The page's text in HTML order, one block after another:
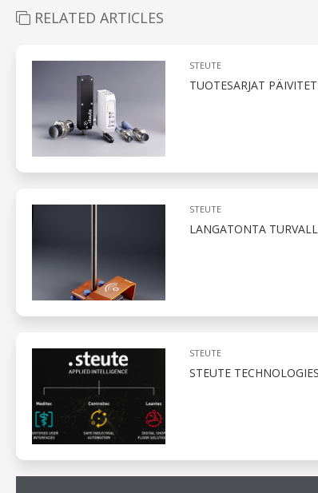
RELATED ARTICLES
STEUTE
TUOTESARJAT
STEUTE
LANGATONTA
STEUTE
STEUTE